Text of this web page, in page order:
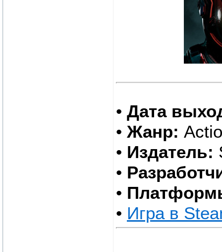
• Дата
• Жанр:
• Издатель:
•
•
• Игра в